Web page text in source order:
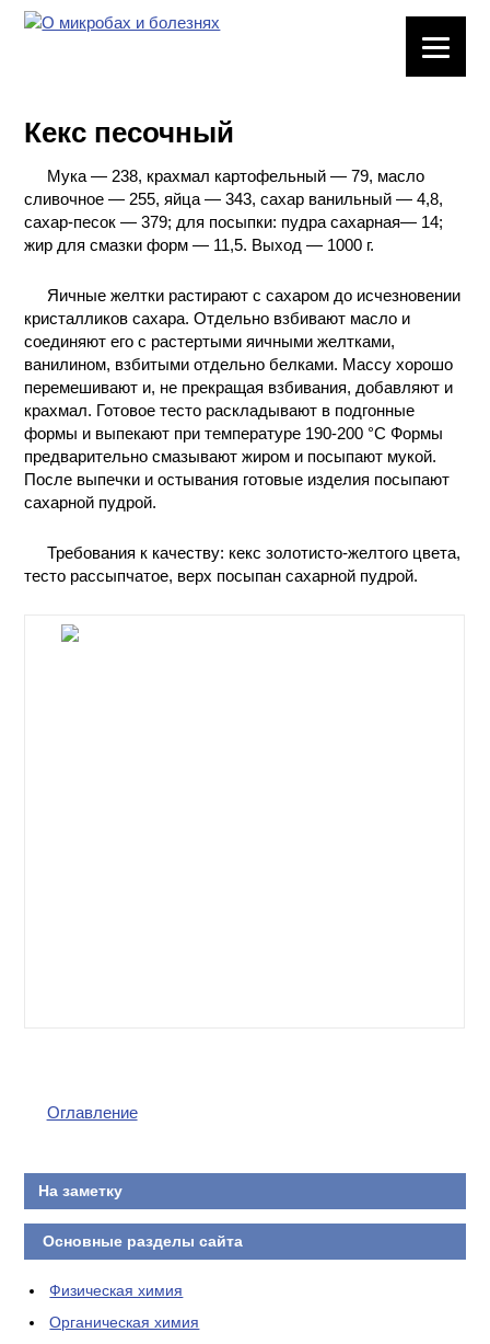
ХИМИЧЕСКАЯ
ВРЕДНЫЕ
ФАКТОРЫ
МЕТОДЫ
ПРАКТИЧЕСКОЙ
ХИМИИ
ХИМИЯ НА
ПРОИЗВОДСТВЕ
И ХИМИЧЕСКАЯ
ТЕХНОЛОГИЯ
КОНТАКТЫ
Кекс песочный
Мука — 238, крахмал картофельный — 79, масло
сливочное — 255, яйца — 343, сахар ванильный — 4,8,
сахар-песок — 379; для посыпки: пудра сахарная— 14;
жир для смазки форм — 11,5. Выход — 1000 г.
Яичные желтки растирают с сахаром до исчезновении
кристалликов сахара. Отдельно взбивают масло и
соединяют его с растертыми яичными желтками,
ванилином, взбитыми отдельно белками. Массу хорошо
перемешивают и, не прекращая взбивания, добавляют и
крахмал. Готовое тесто раскладывают в подгонные
формы и выпекают при температуре 190-200 °С Формы
предварительно смазывают жиром и посыпают мукой.
После выпечки и остывания готовые изделия посыпают
сахарной пудрой.
Требования к качеству: кекс золотисто-желтого цвета,
тесто рассыпчатое, верх посыпан сахарной пудрой.
Оглавление
На заметку
Основные разделы сайта
Физическая химия
Органическая химия